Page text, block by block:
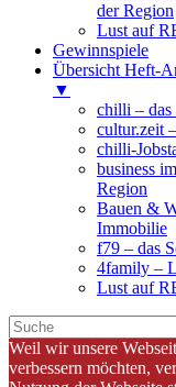
der Region
Lust auf
Gewinnspiele
Übersicht Heft-
▼
chilli – das
cultur.zeit
chilli-
business
Region
Bauen &
Immobilie
f79 – das
4family –
Lust auf
Weil wir unsere
verbessern möchten,